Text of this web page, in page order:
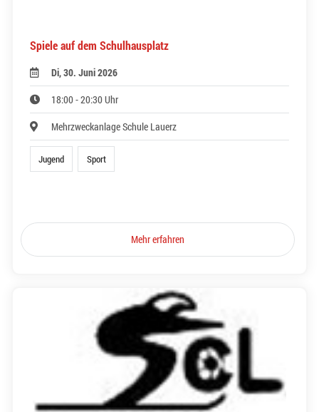
Spiele auf dem Schulhausplatz
Di, 30. Juni 2026
18:00 - 20:30 Uhr
Mehrzweckanlage Schule Lauerz
Jugend Sport
Mehr erfahren